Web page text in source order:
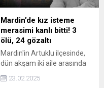
Mardin’de kız isteme
merasimi kanlı bitti! 3
ölü, 24 gözaltı
Mardin'in Artuklu ilçesinde,
dün akşam iki aile arasında
nedeniyle çıkan silahlı
23.02.2025